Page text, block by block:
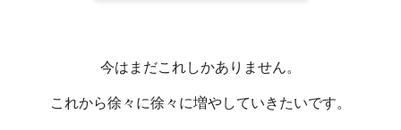
今はまだこれしかありません。
これから徐々に徐々に増やしていきたいです。